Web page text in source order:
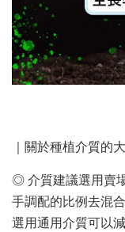
｜關於種植介質的
◎ 介質建議選用賣
手調配的比例去混
選用通用介質可以